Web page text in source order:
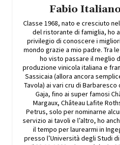
Fabio
Classe 1968, nato e cresciuto
del ristorante di famiglia, ho
privilegio di conoscere i
mondo grazie a mio padre. Tra
ho visto passare il meglio
produzione vinicola italiana e
Sassicaia (allora ancora
Tavola) ai vari cru di Barbaresco
Gaja, fino ai super famosi
Margaux, Château Lafite
Petrus, solo per nominarne
servizio ai tavoli e l’altro, ho
il tempo per laurearmi in
presso l’Università degli Studi